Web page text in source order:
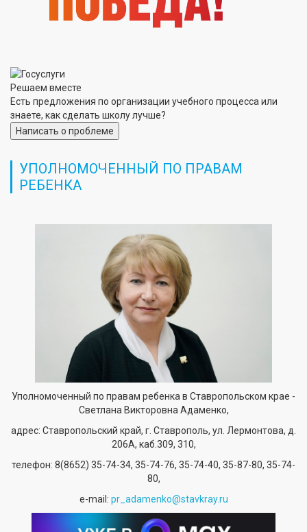
Решаем вместе
Есть предложения по организации учебного процесса или
знаете, как сделать школу лучше?
Написать о проблеме
УПОЛНОМОЧЕННЫЙ ПО ПРАВАМ
РЕБЕНКА
Уполномоченный по правам ребенка в Ставропольском крае -
Светлана Викторовна Адаменко,
адрес: Ставропольский край, г. Ставрополь, ул. Лермонтова, д.
206А, каб.309, 310,
телефон: 8(8652) 35-74-34, 35-74-76, 35-74-40, 35-87-80, 35-74-
80,
е-mail: pr_adamenko@stavkray.ru